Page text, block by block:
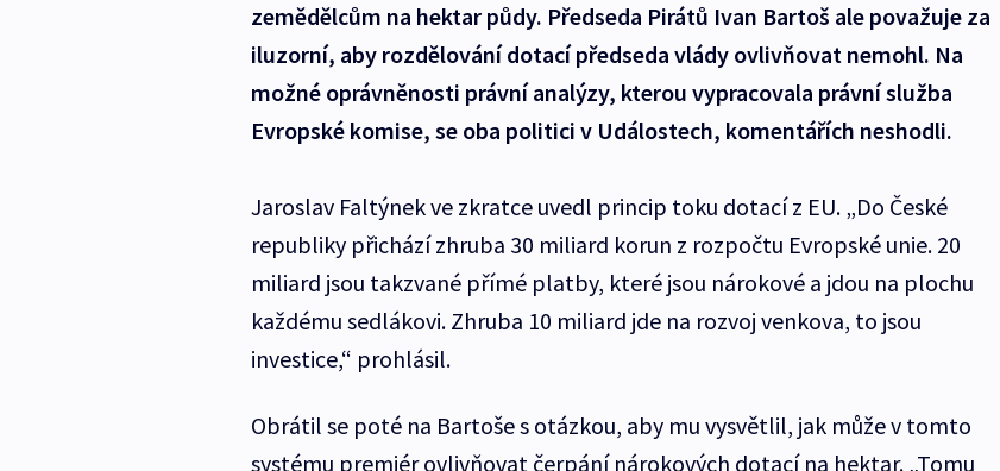
zemědělcům na hektar půdy. Předseda Pirátů Ivan Bartoš ale považuje za
iluzorní, aby rozdělování dotací předseda vlády ovlivňovat nemohl. Na
možné oprávněnosti právní analýzy, kterou vypracovala právní služba
Evropské komise, se oba politici v Událostech, komentářích neshodli.
Jaroslav Faltýnek ve zkratce uvedl princip toku dotací z EU. „Do České
republiky přichází zhruba 30 miliard korun z rozpočtu Evropské unie. 20
miliard jsou takzvané přímé platby, které jsou nárokové a jdou na plochu
každému sedlákovi. Zhruba 10 miliard jde na rozvoj venkova, to jsou
investice,“ prohlásil.
Obrátil se poté na Bartoše s otázkou, aby mu vysvětlil, jak může v tomto
systému premiér ovlivňovat čerpání nárokových dotací na hektar. „Tomu